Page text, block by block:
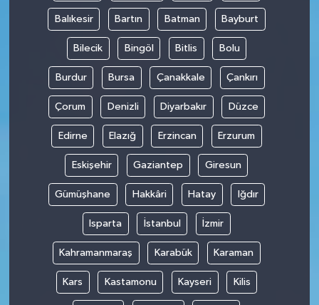
Balıkesir Bartın Batman Bayburt
Bilecik Bingöl Bitlis Bolu
Burdur Bursa Çanakkale Çankırı
Çorum Denizli Diyarbakır Düzce
Edirne Elazığ Erzincan Erzurum
Eskişehir Gaziantep Giresun
Gümüşhane Hakkâri Hatay Iğdır
Isparta İstanbul İzmir
Kahramanmaraş Karabük Karaman
Kars Kastamonu Kayseri Kilis